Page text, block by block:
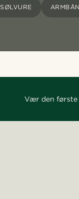
SØLVURE
Vær den første